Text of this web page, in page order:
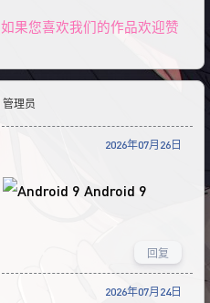
如果您喜欢我们的作品欢迎赞
管理员
2026年07月26日
Android 9
回复
2026年07月24日